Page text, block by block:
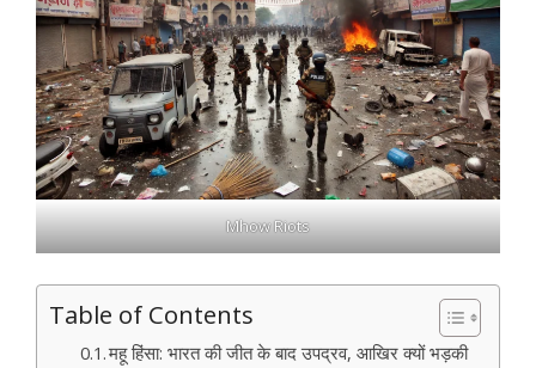
Mhow Riots
Table of Contents
महू हिंसा: भारत की जीत के बाद उपद्रव, आखिर क्यों भड़की